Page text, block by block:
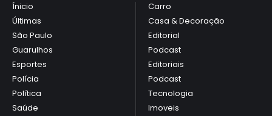
Ínicio
Últimas
São Paulo
Guarulhos
Esportes
Polícia
Política
Saúde
Carro
Casa & Decoração
Editorial
Podcast
Editoriais
Podcast
Tecnologia
Imoveis